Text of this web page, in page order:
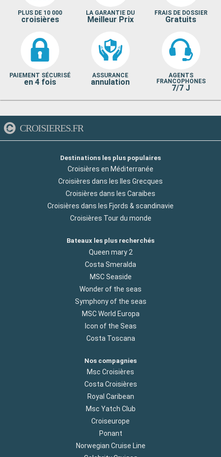
PLUS DE 10 000
croisières
LA GARANTIE DU
Meilleur Prix
FRAIS DE DOSSIER
Gratuits
PAIEMENT SÉCURISÉ
en 4 fois
ASSURANCE
annulation
AGENTS
FRANCOPHONES
7/7 J
CROISIERES.FR
Destinations les plus populaires
Croisières en Méditerranée
Croisières dans les Iles Grecques
Croisières dans les Caraibes
Croisières dans les Fjords & scandinavie
Croisières Tour du monde
Bateaux les plus recherchés
Queen mary 2
Costa Smeralda
MSC Seaside
Wonder of the seas
Symphony of the seas
MSC World Europa
Icon of the Seas
Costa Toscana
Nos compagnies
Msc Croisières
Costa Croisières
Royal Caribean
Msc Yatch Club
Croiseurope
Ponant
Norwegian Cruise Line